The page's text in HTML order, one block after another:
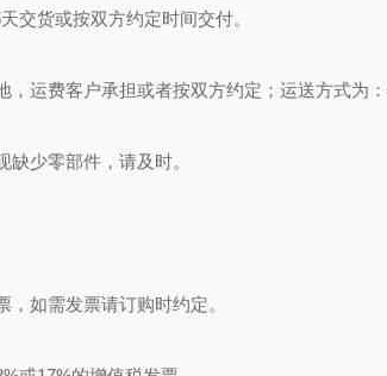
交货或按双方约定时间交付。
，运费客户承担或者按双方约定；运送方式为：
缺少零部件，请及时。
，如需发票请订购时约定。